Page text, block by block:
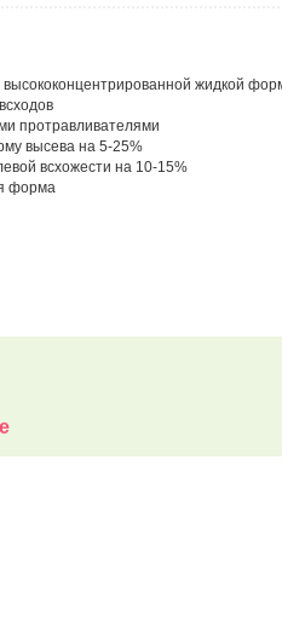
жидкой
протравливателями
высева на 5-25%
всхожести на 10-15%
форма
e